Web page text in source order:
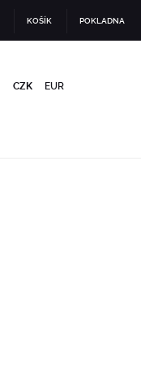
KOŠÍK POKLADNA
CZK EUR